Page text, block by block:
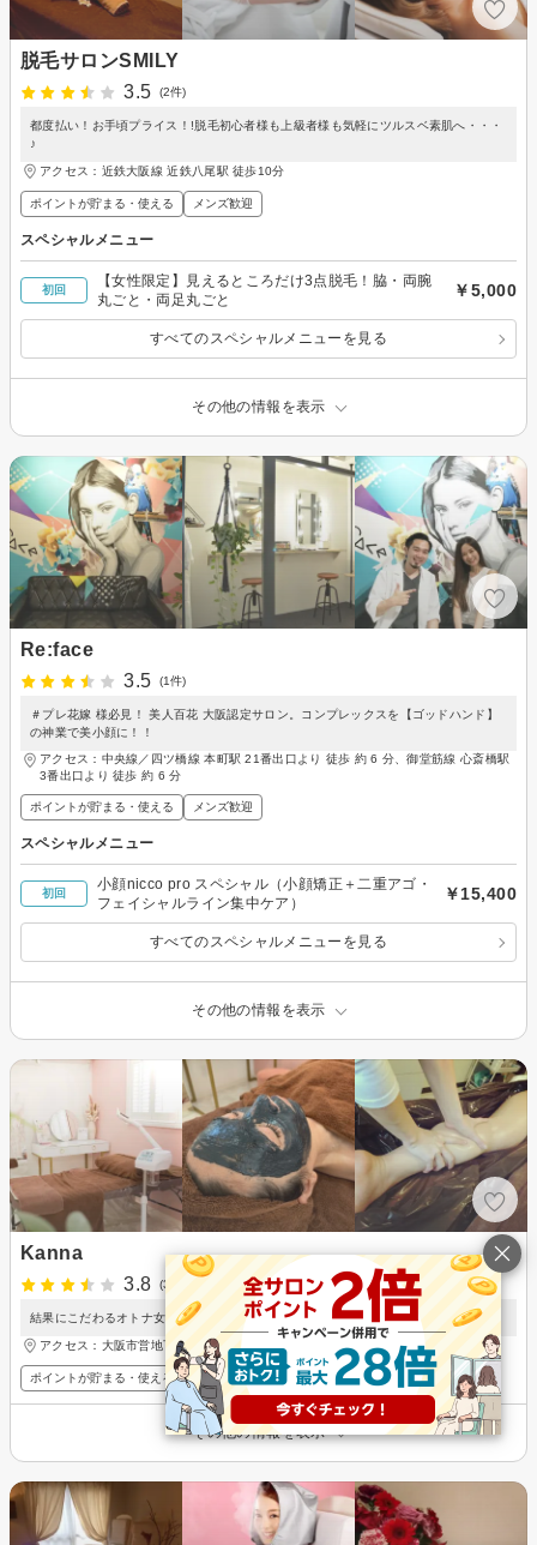
脱毛サロンSMILY
3.5
(2件)
都度払い！お手頃プライス！!脱毛初心者様も上級者様も気軽にツルスベ素肌へ・・・
♪
アクセス：近鉄大阪線 近鉄八尾駅 徒歩10分
ポイントが貯まる・使える メンズ歓迎
スペシャルメニュー
初回
【女性限定】見えるところだけ3点脱毛！脇・両腕
丸ごと・両足丸ごと
￥5,000
すべてのスペシャルメニューを見る
その他の情報を表示
Re:face
3.5
(1件)
＃プレ花嫁 様必見！ 美人百花 大阪認定サロン。コンプレックスを【ゴッドハンド】
の神業で美小顔に！！
アクセス：中央線／四ツ橋線 本町駅 21番出口より 徒歩 約 6 分、御堂筋線 心斎橋駅
3番出口より 徒歩 約 6 分
ポイントが貯まる・使える メンズ歓迎
スペシャルメニュー
初回
小顔nicco pro スペシャル（小顔矯正＋二重アゴ・
フェイシャルライン集中ケア）
￥15,400
すべてのスペシャルメニューを見る
その他の情報を表示
Kanna
3.8
(3件)
結果にこだわるオトナ女子のトータルビューティーサロン☆Kanna
アクセス：大阪市営地下鉄御堂筋線 北花田駅 徒歩2分
ポイントが貯まる・使える
その他の情報を表示